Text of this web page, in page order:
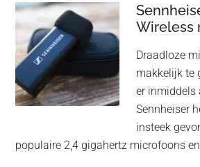
audiomatrix
voor
high-
end
multiroom
Wireless
Draadloze
makkelijk te
er inmiddels
Sennheiser
insteek
populaire 2,4 gigahertz microfoons